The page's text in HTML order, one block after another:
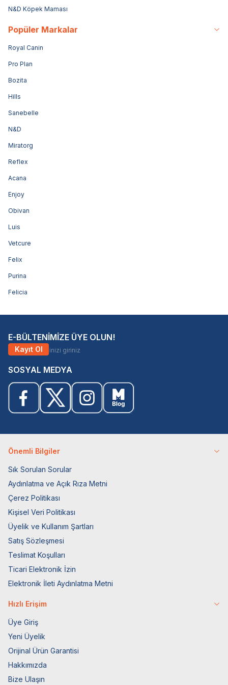
N&D Köpek Maması
Popüler Markalar
Royal Canin
Pro Plan
Bozita
Hills
Sanebelle
N&D
Miratorg
Reflex
Acana
Enjoy
Obivan
Luis
Vetcure
Felix
Purina
Felicia
E-BÜLTENİMİZE ÜYE OLUN!
Kayıt Ol
SOSYAL MEDYA
Önemli Bilgiler
Sık Sorulan Sorular
Aydınlatma ve Açık Rıza Metni
Çerez Politikası
Kişisel Veri Politikası
Üyelik ve Kullanım Şartları
Satış Sözleşmesi
Teslimat Koşulları
Ticari Elektronik İzin
Elektronik İleti Aydınlatma Metni
Hızlı Erişim
Üye Giriş
Yeni Üyelik
Orijinal Ürün Garantisi
Hakkımızda
Bize Ulaşın